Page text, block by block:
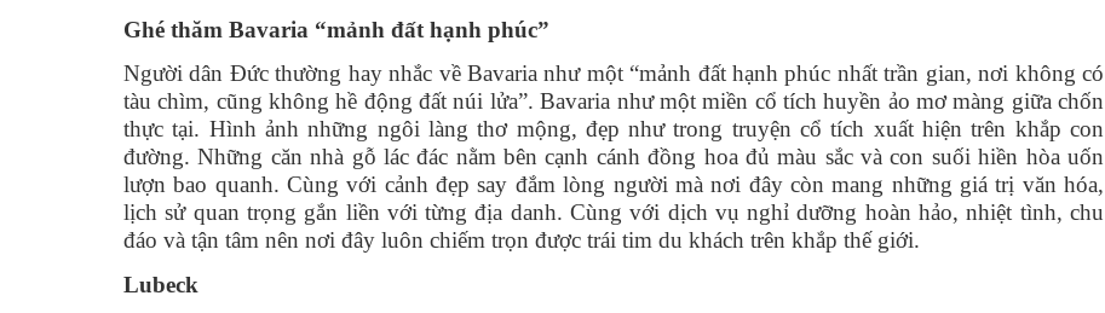
Ghé thăm Bavaria “mảnh đất hạnh phúc”
Người dân Đức thường hay nhắc về Bavaria như một “mảnh đất hạnh phúc nhất trần gian, nơi không có
tàu chìm, cũng không hề động đất núi lửa”. Bavaria như một miền cổ tích huyền ảo mơ màng giữa chốn
thực tại. Hình ảnh những ngôi làng thơ mộng, đẹp như trong truyện cổ tích xuất hiện trên khắp con
đường. Những căn nhà gỗ lác đác nằm bên cạnh cánh đồng hoa đủ màu sắc và con suối hiền hòa uốn
lượn bao quanh. Cùng với cảnh đẹp say đắm lòng người mà nơi đây còn mang những giá trị văn hóa,
lịch sử quan trọng gắn liền với từng địa danh. Cùng với dịch vụ nghỉ dưỡng hoàn hảo, nhiệt tình, chu
đáo và tận tâm nên nơi đây luôn chiếm trọn được trái tim du khách trên khắp thế giới.
Lubeck